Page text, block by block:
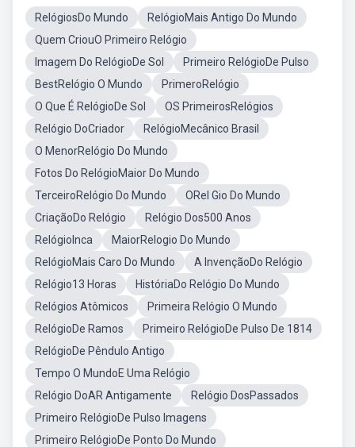
RelógiosDo Mundo
RelógioMais Antigo Do Mundo
Quem CriouO Primeiro Relógio
Imagem Do RelógioDe Sol
Primeiro RelógioDe Pulso
BestRelógio O Mundo
PrimeroRelógio
O Que É RelógioDe Sol
OS PrimeirosRelógios
Relógio DoCriador
RelógioMecânico Brasil
O MenorRelógio Do Mundo
Fotos Do RelógioMaior Do Mundo
TerceiroRelógio Do Mundo
ORel Gio Do Mundo
CriaçãoDo Relógio
Relógio Dos500 Anos
RelógioInca
MaiorRelogio Do Mundo
RelógioMais Caro Do Mundo
A InvençãoDo Relógio
Relógio13 Horas
HistóriaDo Relógio Do Mundo
Relógios Atômicos
Primeira Relógio O Mundo
RelógioDe Ramos
Primeiro RelógioDe Pulso De 1814
RelógioDe Pêndulo Antigo
Tempo O MundoE Uma Relógio
Relógio DoAR Antigamente
Relógio DosPassados
Primeiro RelógioDe Pulso Imagens
Primeiro RelógioDe Ponto Do Mundo